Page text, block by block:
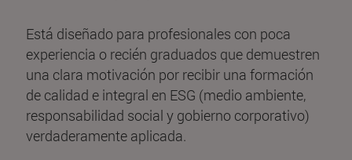
Está diseñado para profesionales con poca
experiencia o recién graduados que demuestren
una clara motivación por recibir una formación
de calidad e integral en ESG (medio ambiente,
responsabilidad social y gobierno corporativo)
verdaderamente aplicada.